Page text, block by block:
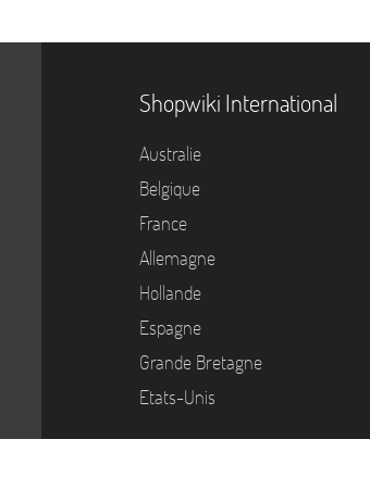
Shopwiki International
Australie
Belgique
France
Allemagne
Hollande
Espagne
Grande Bretagne
Etats-Unis